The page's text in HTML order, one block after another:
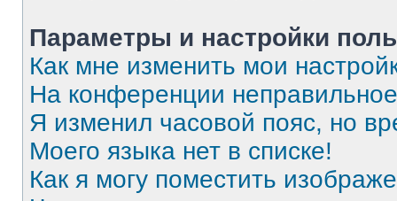
Параметры и настройки
Как мне изменить мои
На конференции
Я изменил часовой пояс, но
Моего языка нет в списке!
Как я могу поместить